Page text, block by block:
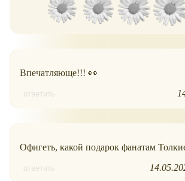
Впечатляюще!!! 👀
ответить
Офигеть, какой подарок фанатам
ответить